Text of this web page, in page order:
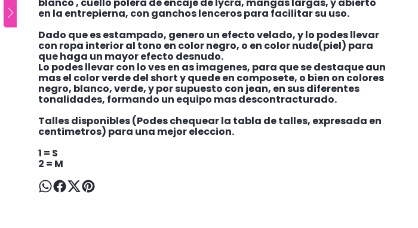
en la entrepierna, con ganchos lenceros para facilitar su uso.
Dado que es estampado, genero un efecto velado, y lo podes llevar
con ropa interior al tono en color negro, o en color nude(piel) para
que haga un mayor efecto desnudo.
Lo podes llevar con lo ves en as imagenes, para que se destaque aun
mas el color verde del short y quede en composete, o bien on colores
negro, blanco, verde, y por supuesto con jean, en sus diferentes
tonalidades, formando un equipo mas descontracturado.
Talles disponibles (Podes chequear la tabla de talles, expresada en
centimetros) para una mejor eleccion.
1 = S
2 = M